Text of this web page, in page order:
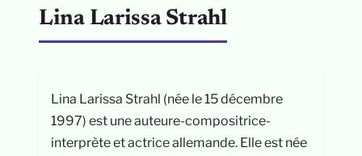
Lina Larissa Strahl
Lina Larissa Strahl (née le 15 décembre
1997) est une auteure-compositrice-
interprète et actrice allemande. Elle est née